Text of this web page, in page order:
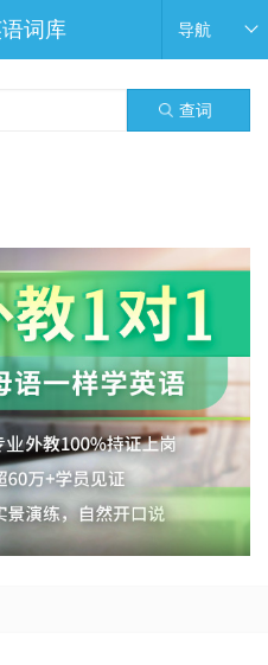
词库 导航
查词